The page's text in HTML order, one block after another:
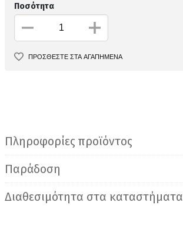
Ποσότητα
ΠΡΟΣΘΕΣΤΕ ΣΤΑ ΑΓΑΠΗΜΕΝΑ
Πληροφορίες προϊόντος
Παράδοση
Διαθεσιμότητα στα καταστήματα